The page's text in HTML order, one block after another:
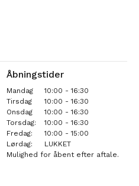
Åbningstider
Mandag
10:00 - 16:30
Tirsdag
10:00 - 16:30
Onsdag
10:00 - 16:30
Torsdag:
10:00 - 16:30
Fredag:
10:00 - 15:00
Lørdag:
LUKKET
Mulighed for åbent efter aftale.